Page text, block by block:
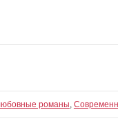
романы,